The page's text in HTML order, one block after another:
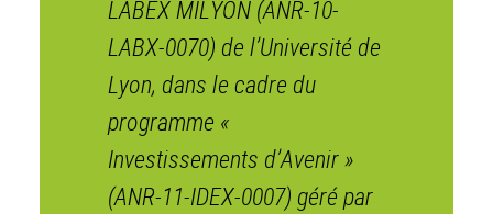
LABEX MILYON (ANR-10-
LABX-0070) de l’Université de
Lyon, dans le cadre du
programme «
Investissements d’Avenir »
(ANR-11-IDEX-0007) géré par